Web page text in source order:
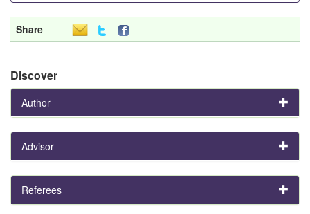
Share
Discover
Author
Advisor
Referees